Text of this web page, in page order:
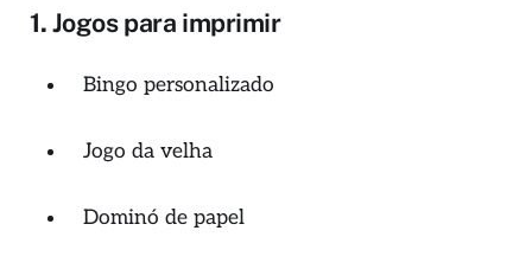
1.Jogos para imprimir
Bingo personalizado
Jogo da velha
Dominó de papel